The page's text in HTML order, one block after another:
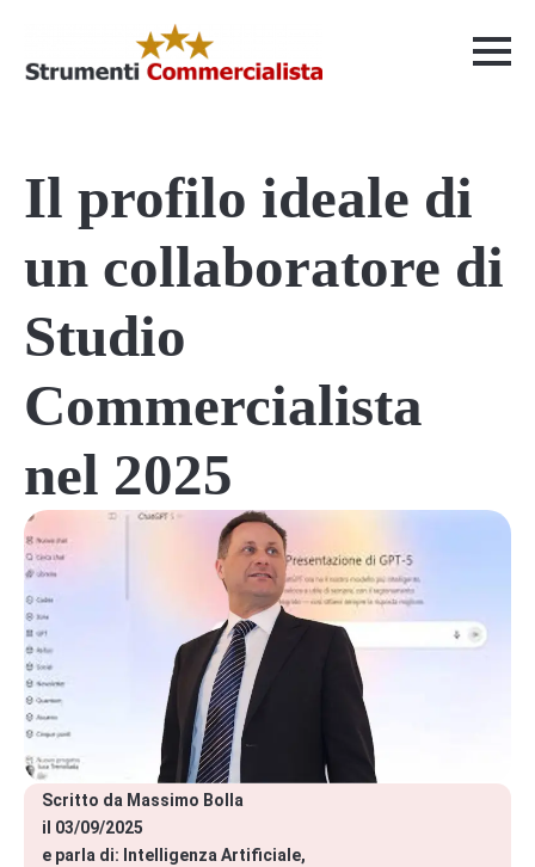
Il profilo ideale di
un collaboratore di
Studio
Commercialista
nel 2025
Scritto da Massimo Bolla
il 03/09/2025
e parla di: Intelligenza Artificiale